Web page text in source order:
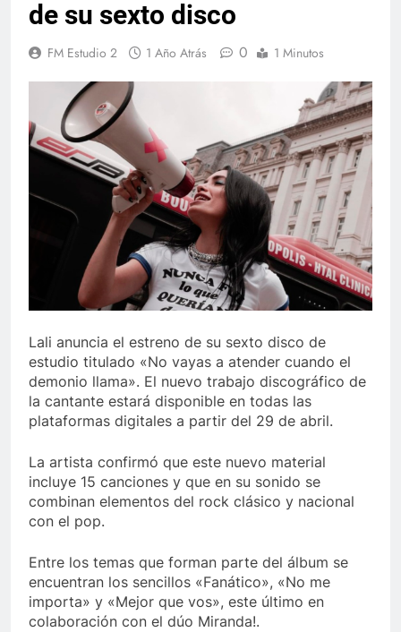
de su sexto disco
FM Estudio 2 1 Año Atrás 0 1 Minutos
Lali anuncia el estreno de su sexto disco de
estudio titulado «No vayas a atender cuando el
demonio llama». El nuevo trabajo discográfico de
la cantante estará disponible en todas las
plataformas digitales a partir del 29 de abril.
La artista confirmó que este nuevo material
incluye 15 canciones y que en su sonido se
combinan elementos del rock clásico y nacional
con el pop.
Entre los temas que forman parte del álbum se
encuentran los sencillos «Fanático», «No me
importa» y «Mejor que vos», este último en
colaboración con el dúo Miranda!.